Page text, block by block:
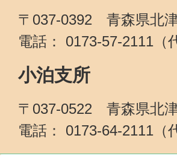
〒037-0392 青森県北
電話： 0173-57-2111（
小泊支所
〒037-0522 青森県北
電話： 0173-64-2111（